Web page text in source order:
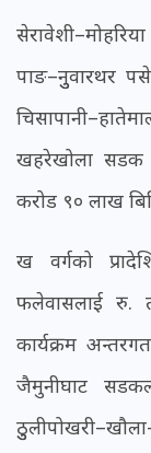
पाङ–नुुवारथर
खहरेखोला सडक
करोड ९० लाख
ख वर्गको
फलेवासलाई रु.
कार्यक्रम
जैमुनीघाट